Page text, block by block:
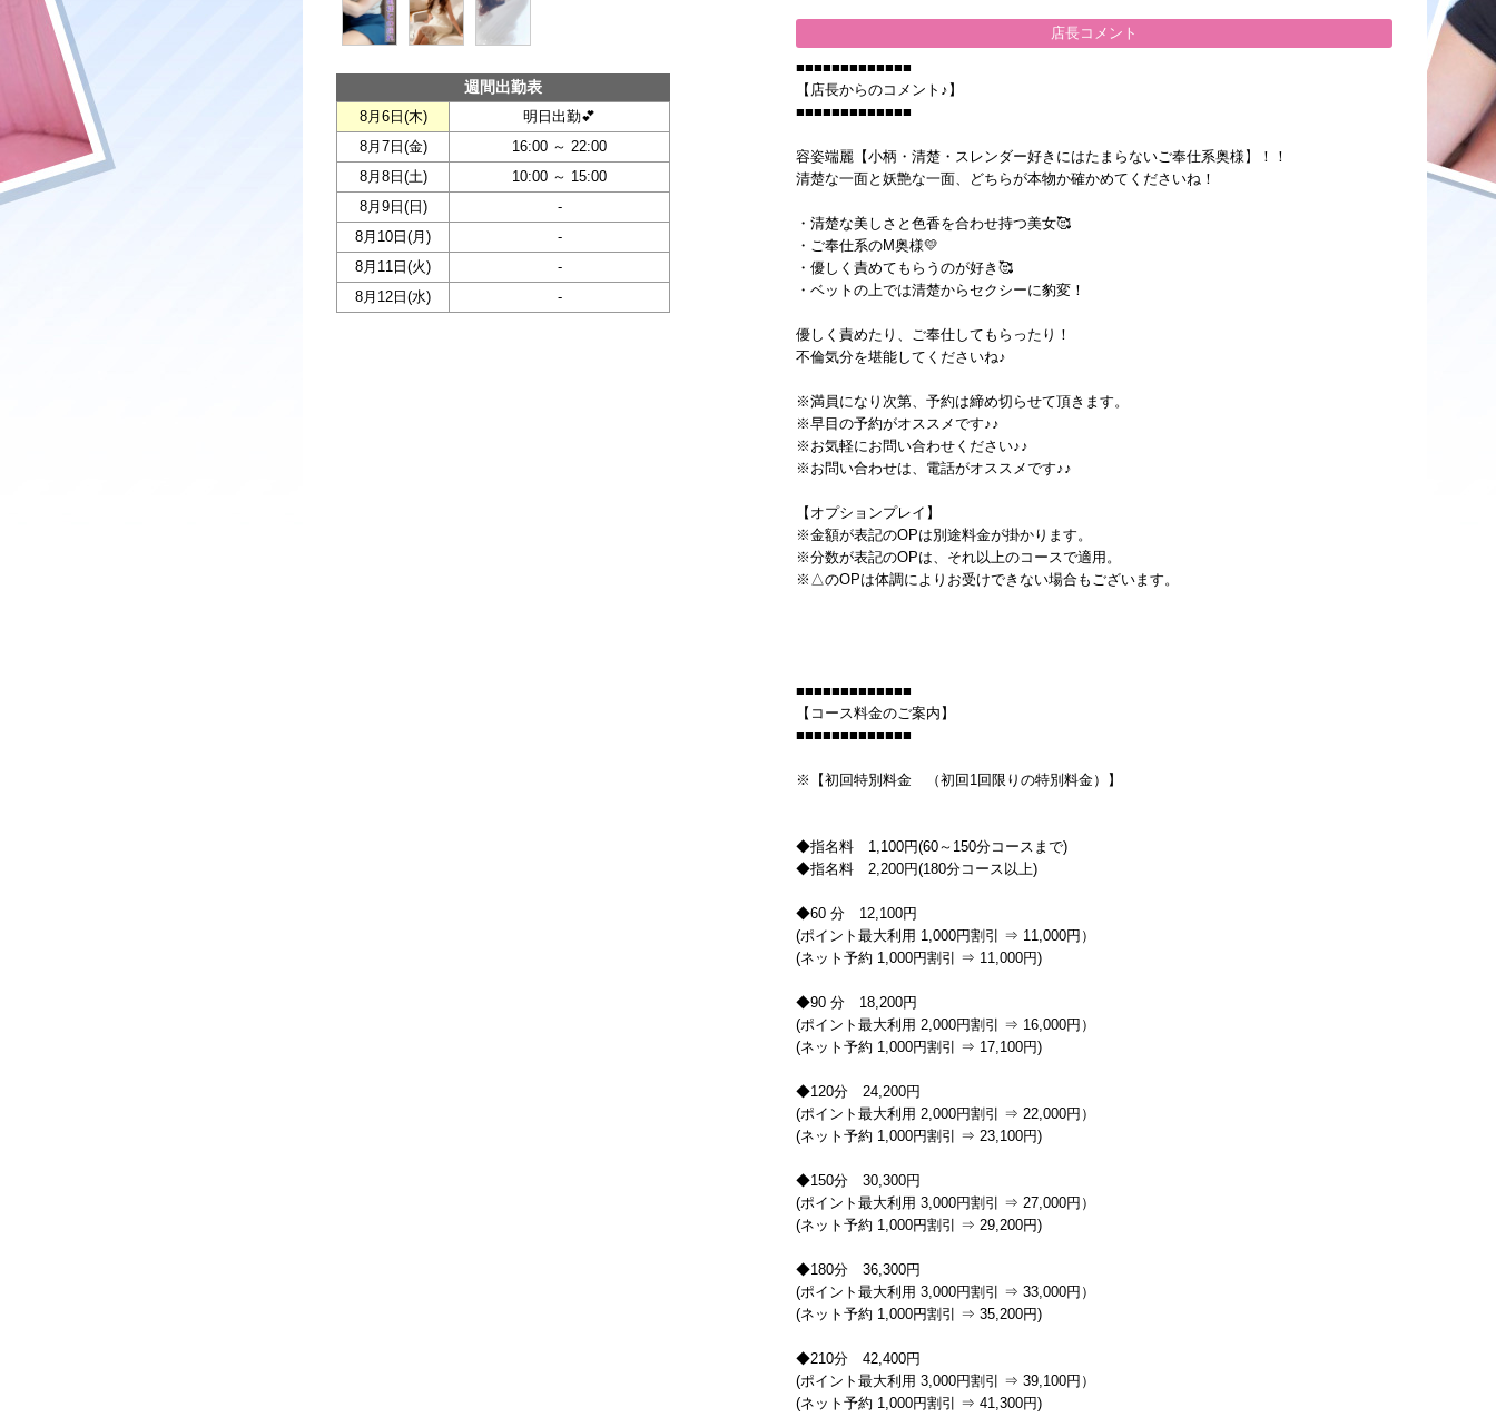
週間出勤表
8月6日(木)
明日出勤💕
8月7日(金)
16:00 ～ 22:00
8月8日(土)
10:00 ～ 15:00
8月9日(日 )
-
8月10日(月 )
-
8月11日(火)
-
8月12日(水) -
店長コメント
■■■■■■■■■■■■■
【店長からのコメント♪】
■■■■■■■■■■■■■
容姿端麗【小柄・清楚・スレンダー好きにはたまらないご奉仕系奥様】！！
清楚な一面と妖艶な一面、どちらが本物か確かめてくださいね！
・清楚な美しさと色香を合わせ持つ美女🥰
・ご奉仕系のМ奥様💛
・優しく責めてもらうのが好き🥰
・ベットの上では清楚からセクシーに豹変！
優しく責めたり、ご奉仕してもらったり！
不倫気分を堪能してくださいね♪
※満員になり次第、予約は締め切らせて頂きます。
※早目の予約がオススメです♪♪
※お気軽にお問い合わせください♪♪
※お問い合わせは、電話がオススメです♪♪
【オプションプレイ】
※金額が表記のOPは別途料金が掛かります。
※分数が表記のOPは、それ以上のコースで適用。
※△のOPは体調によりお受けできない場合もございます。
■■■■■■■■■■■■■
【コース料金のご案内】
■■■■■■■■■■■■■
※【初回特別料金 （初回1回限りの特別料金）】
◆指名料 1,100円(60～150分コースまで)
◆指名料 2,200円(180分コース以上)
◆60 分 12,100円
(ポイント最大利用 1,000円割引 ⇒ 11,000円）
(ネット予約 1,000円割引 ⇒ 11,000円)
◆90 分 18,200円
(ポイント最大利用 2,000円割引 ⇒ 16,000円）
(ネット予約 1,000円割引 ⇒ 17,100円)
◆120分 24,200円
(ポイント最大利用 2,000円割引 ⇒ 22,000円）
(ネット予約 1,000円割引 ⇒ 23,100円)
◆150分 30,300円
(ポイント最大利用 3,000円割引 ⇒ 27,000円）
(ネット予約 1,000円割引 ⇒ 29,200円)
◆180分 36,300円
(ポイント最大利用 3,000円割引 ⇒ 33,000円）
(ネット予約 1,000円割引 ⇒ 35,200円)
◆210分 42,400円
(ポイント最大利用 3,000円割引 ⇒ 39,100円）
(ネット予約 1,000円割引 ⇒ 41,300円)